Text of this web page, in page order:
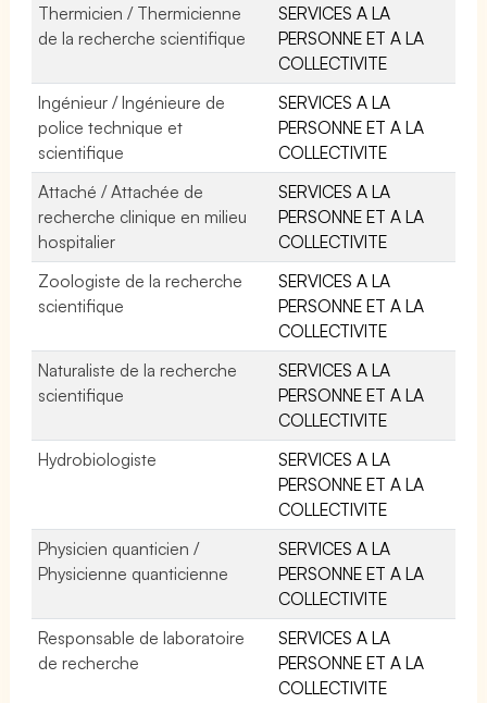
Thermicien / Thermicienne
de la recherche scientifique
SERVICES A LA
PERSONNE ET A LA
COLLECTIVITE
Ingénieur / Ingénieure de
police technique et
scientifique
SERVICES A LA
PERSONNE ET A LA
COLLECTIVITE
Attaché / Attachée de
recherche clinique en milieu
hospitalier
SERVICES A LA
PERSONNE ET A LA
COLLECTIVITE
Zoologiste de la recherche
scientifique
SERVICES A LA
PERSONNE ET A LA
COLLECTIVITE
Naturaliste de la recherche
scientifique
SERVICES A LA
PERSONNE ET A LA
COLLECTIVITE
Hydrobiologiste
SERVICES A LA
PERSONNE ET A LA
COLLECTIVITE
Physicien quanticien /
Physicienne quanticienne
SERVICES A LA
PERSONNE ET A LA
COLLECTIVITE
Responsable de laboratoire
de recherche
SERVICES A LA
PERSONNE ET A LA
COLLECTIVITE